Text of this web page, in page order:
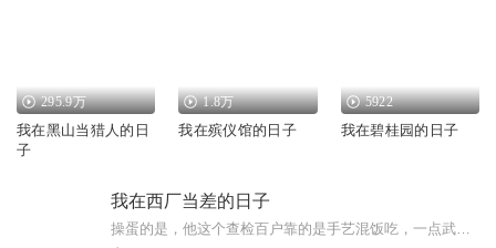
295.9万
我在黑山当猎人的日
子
1.8万
我在殡仪馆的日子
5922
我在碧桂园的日子
我在西厂当差的日子